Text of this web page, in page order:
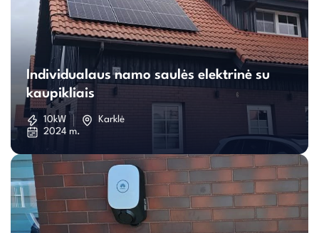
Individualaus
namo
saulės
elektrinė
su
kaupikliais
Individualaus namo saulės elektrinė su
kaupikliais
10kW
Karklė
2024 m.